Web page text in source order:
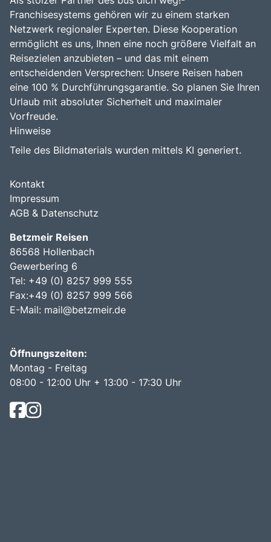
Franchisesystems gehören wir zu einem starken
Netzwerk regionaler Experten. Diese Kooperation
ermöglicht es uns, Ihnen eine noch größere Vielfalt an
Reisezielen anzubieten – und das mit einem
entscheidenden Versprechen: Unsere Reisen haben
eine 100 % Durchführungsgarantie. So planen Sie Ihren
Urlaub mit absoluter Sicherheit und maximaler
Vorfreude.
Hinweise
Teile des Bildmaterials wurden mittels KI generiert.
Kontakt
Impressum
AGB & Datenschutz
Betzmeir Reisen
86568 Hollenbach
Gewerbering 6
Tel: +49 (0) 8257 999 555
Fax:+49 (0) 8257 999 566
E-Mail: mail@betzmeir.de
Öffnungszeiten:
Montag - Freitag
08:00 - 12:00 Uhr + 13:00 - 17:30 Uhr